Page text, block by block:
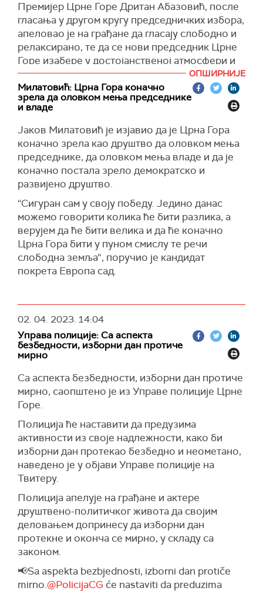
Премијер Црне Горе Дритан Абазовић, после
гласања у другом кругу председничких избора,
апеловао је на грађане да гласају слободно и
релаксирано, те да се нови председник Црне
Горе изабере у достојанственој атмосфери и
изнео очекивање да ће за председника бити
изабран Јаков Милатовић.
"Лично не очекујем никакву неизвесност.
новог председника Јакова Милатовића. То ће
означити, крај политике деведесетих на овим
просторима, и формално и суштински“, рекао
је он после гласања у Стар кафеу на
улцињском Пристану, саопштио је његов
кабинет.
ОПШИРНИЈЕ
Милатовић: Црна Гора коначно
зрела да оловком мења председнике
и владе
Јаков Милатовић је изјавио да је Црна Гора
коначно зрела као друштво да оловком мења
председнике, да оловком мења владе и да је
коначно постала зрело демократско и
развијено друштво.
“Сигуран сам у своју победу. Једино данас
можемо говорити колика ће бити разлика, а
верујем да ће бити велика и да ће коначно
Црна Гора бити у пуном смислу те речи
слободна земља“, поручио је кандидат
покрета Европа сад.
02. 04. 2023. 14:04
Управа полиције: Са аспекта
безбедности, изборни дан протиче
мирно
Са аспекта безбедности, изборни дан протиче
мирно, саопштено је из Управе полиције Црне
Горе.
Полиција ће наставити да предузима
активности из своје надлежности, како би
изборни дан протекао безбедно и неометано,
наведено је у објави Управе полиције на
Твитеру.
Полиција апелује на грађане и актере
друштвено-политичког живота да својим
деловањем допринесу да изборни дан
протекне и оконча се мирно, у складу са
законом.
📢Sa aspekta bezbjednosti, izborni dan protiče
mirno.@PolicijaCG će nastaviti da preduzima